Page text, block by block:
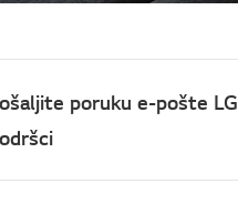
poruku e-pošte LG